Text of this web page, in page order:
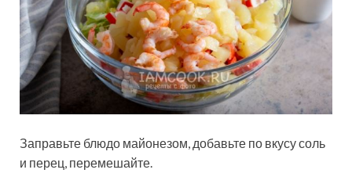
Заправьте блюдо майонезом, добавьте по вкусу соль
и перец, перемешайте.